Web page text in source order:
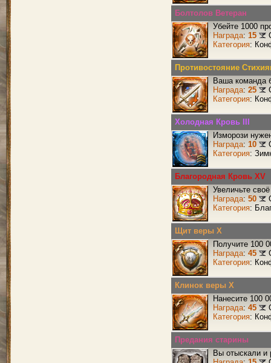
Болтолов Ветеран
Убейте 1000
Награда: 15
Категория:
Противостояние
Ваша команда
Награда: 25
Категория:
Холодная Кровь III
Изморози
Награда: 10
Категория:
Благородная Кровь XV
Увеличьте
Награда: 50
Категория:
Щит веры X
Получите 100
Награда: 45
Категория:
Клинок веры X
Нанесите 100
Награда: 45
Категория:
Предания старины
Вы отыскали